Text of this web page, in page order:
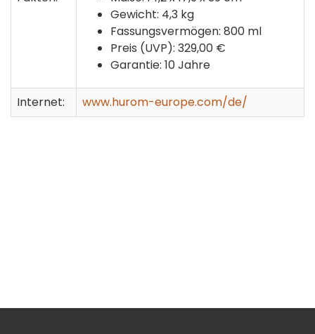
Gewicht: 4,3 kg
Fassungsvermögen: 800 ml
Preis (UVP): 329,00 €
Garantie: 10 Jahre
Internet: www.hurom-europe.com/de/